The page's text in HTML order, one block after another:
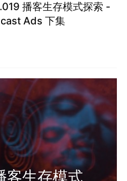
播客生存模式探索 -
Ads 下集
客生存模式